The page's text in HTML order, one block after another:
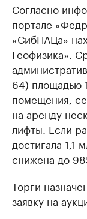
Согласно
портале
«СибНАЦа»
Геофизика».
64) площадью
помещения,
на аренду
лифты. Если
достигала 1,1
снижена до
Торги
заявку на